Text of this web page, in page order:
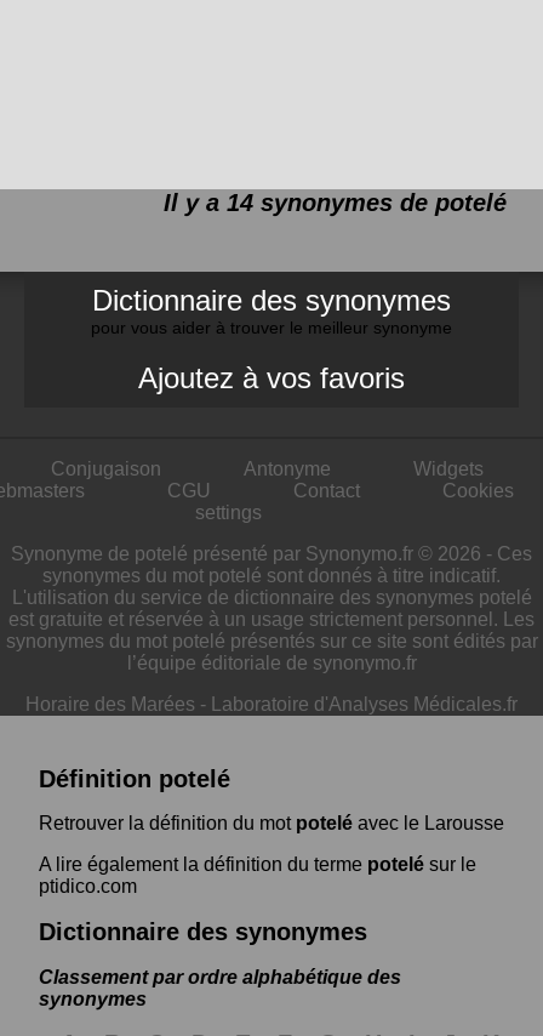
Il y a 14 synonymes de potelé
Dictionnaire des synonymes
pour vous aider à trouver le meilleur synonyme
Ajoutez à vos favoris
Conjugaison Antonyme
Widgets
CGU Contact
Cookies
settings
Synonyme de potelé présenté par Synonymo.fr © 2026 - Ces
synonymes du mot potelé sont donnés à titre indicatif.
L'utilisation du service de dictionnaire des synonymes potelé
est gratuite et réservée à un usage strictement personnel. Les
synonymes du mot potelé présentés sur ce site sont édités par
l’équipe éditoriale de synonymo.fr
Horaire des Marées - Laboratoire d'Analyses Médicales.fr
Définition potelé
Retrouver la définition du mot potelé avec le Larousse
A lire également la définition du terme potelé sur le
ptidico.com
Dictionnaire des synonymes
Classement par ordre alphabétique des
synonymes